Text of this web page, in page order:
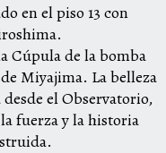
en el piso 13 con
Cúpula de la bomba
Miyajima. La belleza
el Observatorio,
fuerza y la historia